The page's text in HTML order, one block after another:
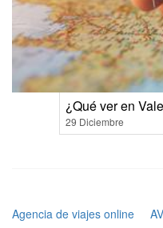
¿Qué ver en
29 Diciembre
Agencia de viajes online